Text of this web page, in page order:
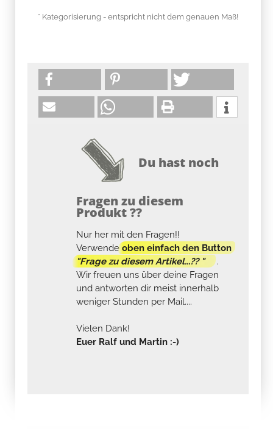
* Kategorisierung - entspricht nicht dem genauen Maß!
Du hast noch
Fragen zu diesem
Produkt ??
Nur her mit den Fragen!!
Verwendeoben einfach den Button
"Frage zu diesem Artikel...?? "
.
Wir freuen uns über deine Fragen
und antworten dir meist innerhalb
weniger Stunden per Mail....
Vielen Dank!
Euer Ralf und Martin :-)